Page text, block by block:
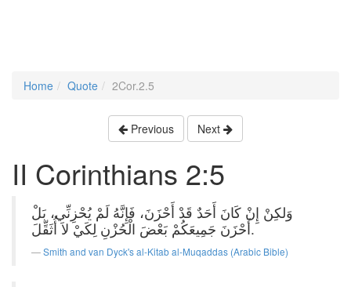
Home Quote 2Cor.2.5
Previous Next
II Corinthians 2:5
وَلكِنْ إِنْ كَانَ أَحَدٌ قَدْ أَحْزَنَ، فَإِنَّهُ لَمْ يُحْزِنِّي، بَلْ
أَحْزَنَ جَمِيعَكُمْ بَعْضَ الْحُزْنِ لِكَيْ لاَ أُثَقِّلَ.
Smith and van Dyck's al-Kitab al-Muqaddas (Arabic Bible)